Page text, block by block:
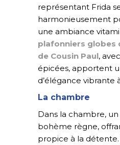
représentant Frida
harmonieusement
une ambiance
plafonniers globes
de Cousin Paul,
épicées, apportent
d’élégance vibrante
La chambre
Dans la chambre,
bohème règne,
propice à la